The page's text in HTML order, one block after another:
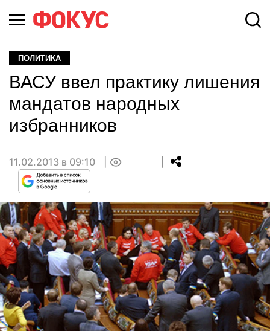
ПОЛИТИКА
ВАСУ ввел практику лишения
мандатов народных
избранников
11.02.2013 в 09:10